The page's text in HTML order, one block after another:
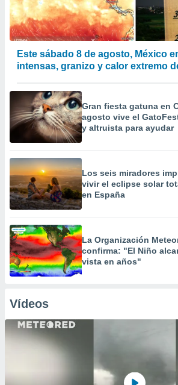
Este sábado 8 de agosto, México
intensas, granizo y calor extremo
Gran fiesta gatuna en
agosto vive el
y altruista para ayudar
Los seis miradores
vivir el eclipse solar
en España
La Organización
confirma: "El Niño
vista en años"
Vídeos